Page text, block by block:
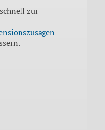
zur